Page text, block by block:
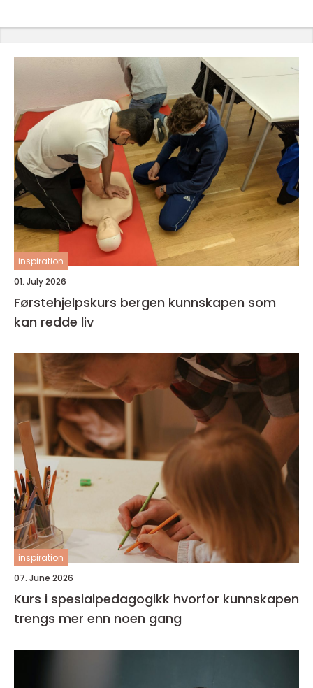
inspiration
01. July 2026
Førstehjelpskurs bergen kunnskapen som
kan redde liv
inspiration
07. June 2026
Kurs i spesialpedagogikk hvorfor kunnskapen
trengs mer enn noen gang